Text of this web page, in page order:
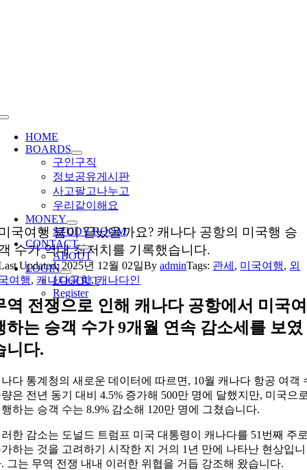
Toggle
Navigation
HOME
BOARDS
구인구직
정보공유게시판
사고팔고나누고
우리같이해요
MONEY
STUDY ROOM
CONTACT
ABOUT
LOGIN
LOGOUT
Register
국여행 붐이 끝났을까요? 캐나다 공항의 미국행 승
수가 역대 최저치를 기록했습니다.
Updated: 2025년 12월 02일ByadminTags: 관세 , 미국여행, 외
여행, 캐나다공항,캐나다인
역 전쟁으로 인해 캐나다 공항에서 미국여
하는 승객 수가 9개월 연속 감소세를 보였
니다.
다 통계청의 새로운 데이터에 따르면, 10월 캐나다 항공 여객
은 전년 동기 대비 4.5% 증가해 500만 명에 달했지만, 미국으
하는 승객 수는 8.9% 감소해 120만 명에 그쳤습니다.
한 감소는 도널드 트럼프 미국 대통령이 캐나다를 51번째 주
하는 것을 고려하기 시작한 지 거의 1년 만에 나타난 현상입니
그는 무역 전쟁 내내 이러한 위협을 거듭 강조해 왔습니다.